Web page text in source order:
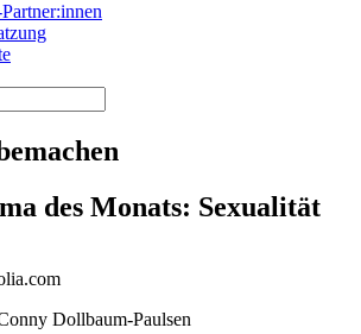
des Monats: Sexualität
Dollbaum-Paulsen